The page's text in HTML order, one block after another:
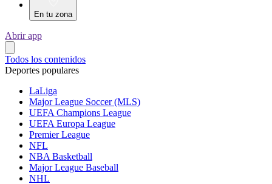
En tu zona
Abrir app
Todos los contenidos
Deportes populares
LaLiga
Major League Soccer (MLS)
UEFA Champions League
UEFA Europa League
Premier League
NFL
NBA Basketball
Major League Baseball
NHL